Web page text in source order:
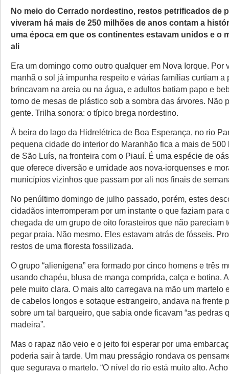
No meio do Cerrado nordestino, restos petrificados de
viveram há mais de 250 milhões de anos contam a
uma época em que os continentes estavam unidos e o
ali
Era um domingo como outro qualquer em Nova Iorque. Por
manhã o sol já impunha respeito e várias famílias curtiam a
brincavam na areia ou na água, e adultos batiam papo e
torno de mesas de plástico sob a sombra das árvores. Não
gente. Trilha sonora: o típico brega nordestino.
À beira do lago da Hidrelétrica de Boa Esperança, no rio
pequena cidade do interior do Maranhão fica a mais de 500
de São Luís, na fronteira com o Piauí. É uma espécie de
que oferece diversão e umidade aos nova-iorquenses e
municípios vizinhos que passam por ali nos finais de
No penúltimo domingo de julho passado, porém, estes
cidadãos interromperam por um instante o que faziam para
chegada de um grupo de oito forasteiros que não pareciam
pegar praia. Não mesmo. Eles estavam atrás de fósseis.
restos de uma floresta fossilizada.
O grupo “alienígena” era formado por cinco homens e três
usando chapéu, blusa de manga comprida, calça e botina.
pele muito clara. O mais alto carregava na mão um martelo
de cabelos longos e sotaque estrangeiro, andava na frente
sobre um tal barqueiro, que sabia onde ficavam “as pedras
madeira”.
Mas o rapaz não veio e o jeito foi esperar por uma
poderia sair à tarde. Um mau presságio rondava os
que segurava o martelo. “O nível do rio está muito alto.